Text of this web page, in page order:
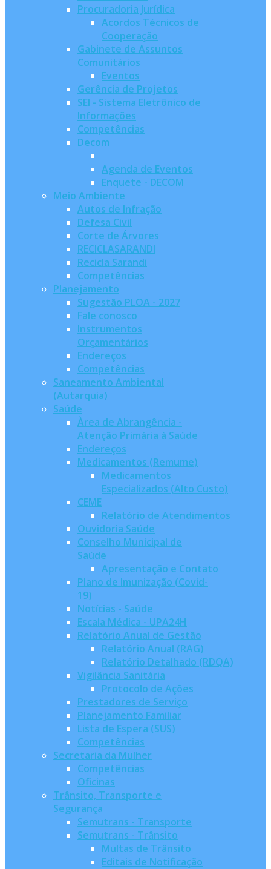
Procuradoria Jurídica
Acordos Técnicos de
Cooperação
Gabinete de Assuntos
Comunitários
Eventos
Gerência de Projetos
SEI - Sistema Eletrônico de
Informações
Competências
Decom
Agenda de Eventos
Enquete - DECOM
Meio Ambiente
Autos de Infração
Defesa Civil
Corte de Árvores
RECICLASARANDI
Recicla Sarandi
Competências
Planejamento
Sugestão PLOA - 2027
Fale conosco
Instrumentos
Orçamentários
Endereços
Competências
Saneamento Ambiental
(Autarquia)
Saúde
Àrea de Abrangência -
Atenção Primária à Saúde
Endereços
Medicamentos (Remume)
Medicamentos
Especializados (Alto Custo)
CEME
Relatório de Atendimentos
Ouvidoria Saúde
Conselho Municipal de
Saúde
Apresentação e Contato
Plano de Imunização (Covid-
19)
Notícias - Saúde
Escala Médica - UPA24H
Relatório Anual de Gestão
Relatório Anual (RAG)
Relatório Detalhado (RDQA)
Vigilância Sanitária
Protocolo de Ações
Prestadores de Serviço
Planejamento Familiar
Lista de Espera (SUS)
Competências
Secretaria da Mulher
Competências
Oficinas
Trânsito, Transporte e
Segurança
Semutrans - Transporte
Semutrans - Trânsito
Multas de Trânsito
Editais de Notificação